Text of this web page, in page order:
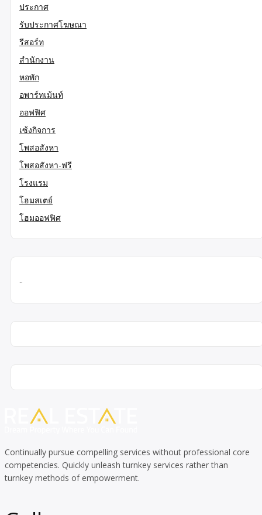
ประกาศ
รับประกาศโฆษณา
รีสอร์ท
สำนักงาน
หอพัก
อพาร์ทเม้นท์
ออฟฟิศ
เซ้งกิจการ
โพสอสังหา
โพสอสังหา-ฟรี
โรงแรม
โฮมสเตย์
โฮมออฟฟิศ
..
Continually pursue compelling services without professional core
competencies. Quickly unleash turnkey services rather than
turnkey methods of empowerment.